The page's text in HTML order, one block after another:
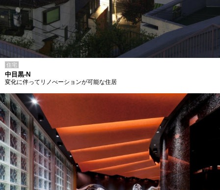
住宅
中目黒-N
変化に伴ってリノべーションが可能な住居